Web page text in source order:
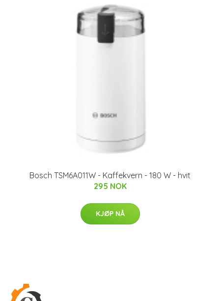
Bosch TSM6A011W - Kaffekvern - 180 W - hvit
295 NOK
KJØP NÅ